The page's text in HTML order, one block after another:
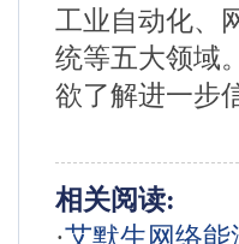
工业自动化、
统等五大领域
欲了解进一步
相关阅读:
·艾默生网络